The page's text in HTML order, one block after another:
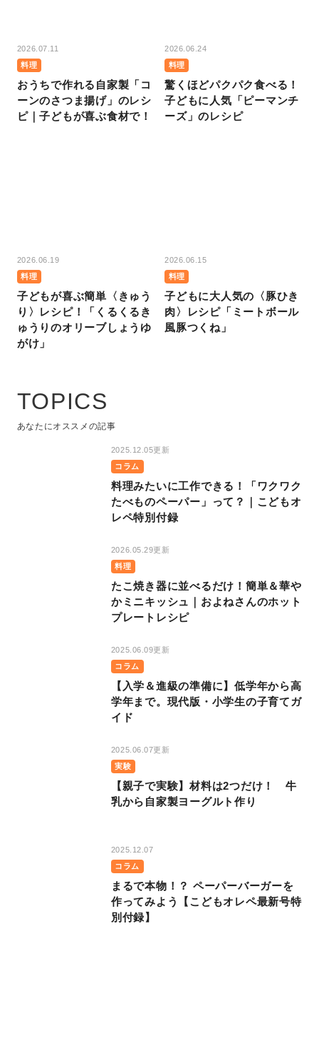
2026.07.11
料理
おうちで作れる自家製「コ
ーンのさつま揚げ」のレシ
ピ｜子どもが喜ぶ食材で！
2026.06.24
料理
驚くほどパクパク食べる！
子どもに人気「ピーマンチ
ーズ」のレシピ
2026.06.19
料理
子どもが喜ぶ簡単〈きゅう
り〉レシピ！「くるくるき
ゅうりのオリーブしょうゆ
がけ」
2026.06.15
料理
子どもに大人気の〈豚ひき
肉〉レシピ「ミートボール
風豚つくね」
TOPICS
あなたにオススメの記事
2025.12.05更新
コラム
料理みたいに工作できる！「ワクワク
たべものペーパー」って？｜こどもオ
レペ特別付録
2026.05.29更新
料理
たこ焼き器に並べるだけ！簡単＆華や
かミニキッシュ｜およねさんのホット
プレートレシピ
2025.06.09更新
コラム
【入学＆進級の準備に】低学年から高
学年まで。現代版・小学生の子育てガ
イド
2025.06.07更新
実験
【親子で実験】材料は2つだけ！ 牛
乳から自家製ヨーグルト作り
2025.12.07
コラム
まるで本物！？ ペーパーバーガーを
作ってみよう【こどもオレペ最新号特
別付録】